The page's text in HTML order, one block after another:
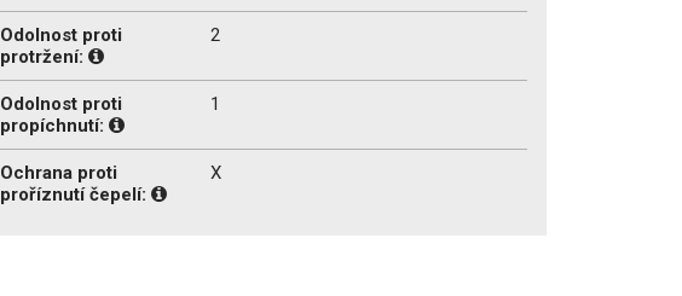
Odolnost proti
protržení:
2
Odolnost proti
propíchnutí:
1
Ochrana proti
proříznutí čepelí:
X